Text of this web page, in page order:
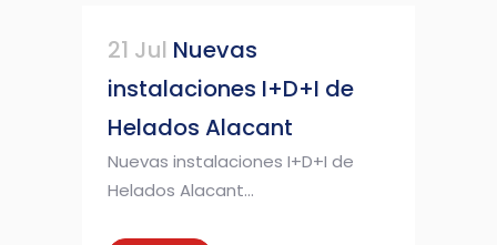
21 Jul Nuevas
instalaciones I+D+I de
Helados Alacant
Nuevas instalaciones I+D+I de
Helados Alacant...